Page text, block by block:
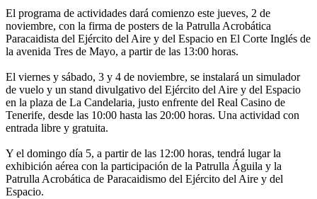
El programa de actividades dará comienzo este jueves, 2 de
noviembre, con la firma de posters de la Patrulla Acrobática
Paracaidista del Ejército del Aire y del Espacio en El Corte Inglés de
la avenida Tres de Mayo, a partir de las 13:00 horas.
El viernes y sábado, 3 y 4 de noviembre, se instalará un simulador
de vuelo y un stand divulgativo del Ejército del Aire y del Espacio
en la plaza de La Candelaria, justo enfrente del Real Casino de
Tenerife, desde las 10:00 hasta las 20:00 horas. Una actividad con
entrada libre y gratuita.
Y el domingo día 5, a partir de las 12:00 horas, tendrá lugar la
exhibición aérea con la participación de la Patrulla Águila y la
Patrulla Acrobática de Paracaidismo del Ejército del Aire y del
Espacio.